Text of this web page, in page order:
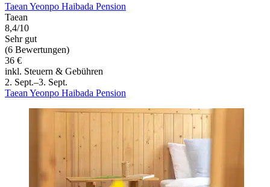
Taean Yeonpo Haibada Pension
Taean
8,4/10
Sehr gut
(6 Bewertungen)
36 €
inkl. Steuern & Gebühren
2. Sept.–3. Sept.
Taean Yeonpo Haibada Pension